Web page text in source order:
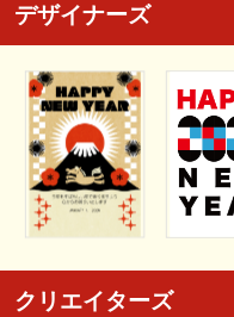
デザイナーズ
クリエイターズ